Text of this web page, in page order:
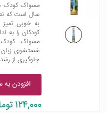
سال است که
به خوبی تمیز
کودکان را به
مسواک
شستشوی زبان
جلوگیری از
افزودن به
124,000 تومان